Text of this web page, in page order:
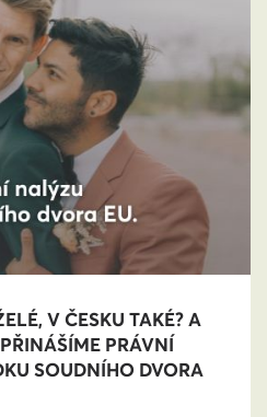
V ČESKU TAKÉ? A
PRÁVNÍ
SOUDNÍHO DVORA